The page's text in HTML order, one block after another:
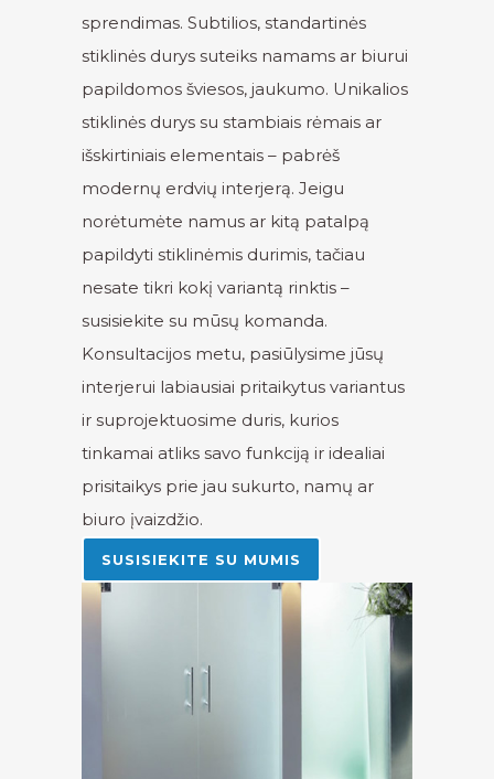
sprendimas. Subtilios, standartinės
stiklinės durys suteiks namams ar biurui
papildomos šviesos, jaukumo. Unikalios
stiklinės durys su stambiais rėmais ar
išskirtiniais elementais – pabrėš
modernų erdvių interjerą. Jeigu
norėtumėte namus ar kitą patalpą
papildyti stiklinėmis durimis, tačiau
nesate tikri kokį variantą rinktis –
susisiekite su mūsų komanda.
Konsultacijos metu, pasiūlysime jūsų
interjerui labiausiai pritaikytus variantus
ir suprojektuosime duris, kurios
tinkamai atliks savo funkciją ir idealiai
prisitaikys prie jau sukurto, namų ar
biuro įvaizdžio.
SUSISIEKITE SU MUMIS